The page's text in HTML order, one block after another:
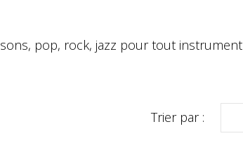
pop, rock, jazz pour tout instrument
Trier par :